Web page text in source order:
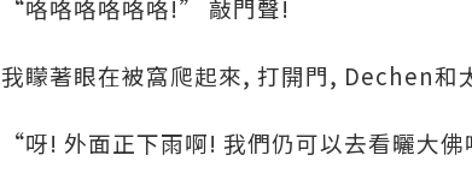
“咯咯咯咯咯咯!” 敲門聲!
我矇著眼在被窩爬起來, 打開門, Dechen和
“呀! 外面正下雨啊! 我們仍可以去看曬大